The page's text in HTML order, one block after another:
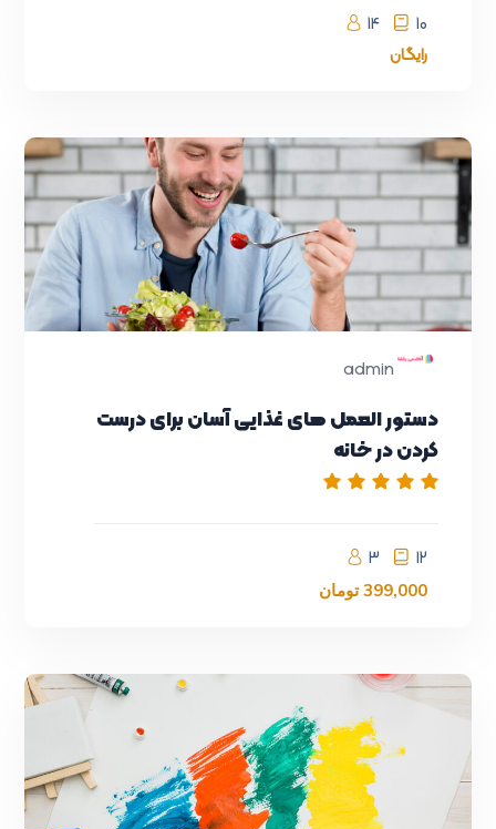
14
10
رایگان
admin
دستور العمل های غذایی آسان برای درست
کردن در خانه
3 12
399,000 تومان